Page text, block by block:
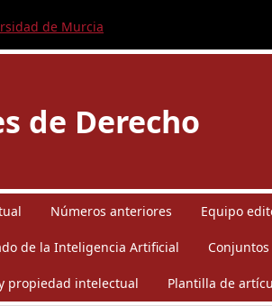
de Derecho
Números anteriores Equipo
de la Inteligencia Artificial
propiedad intelectual Plantilla de